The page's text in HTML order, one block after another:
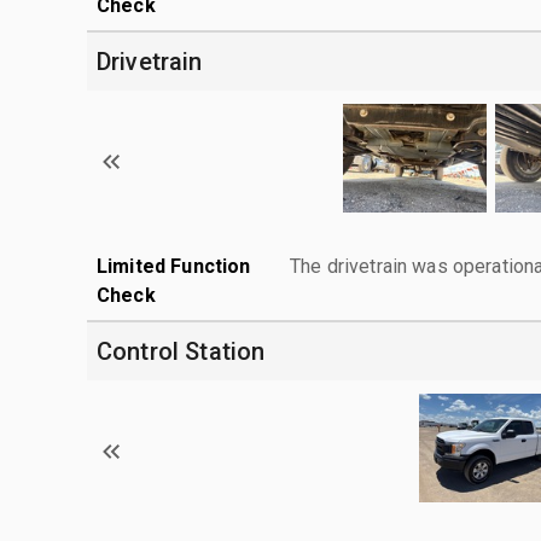
Check
Drivetrain
Limited Function
Check
The drivetrain was
Control Station